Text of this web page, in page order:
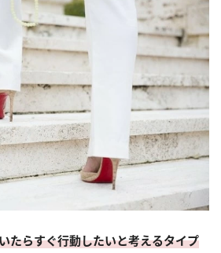
たらすぐ行動したいと考えるタイプ